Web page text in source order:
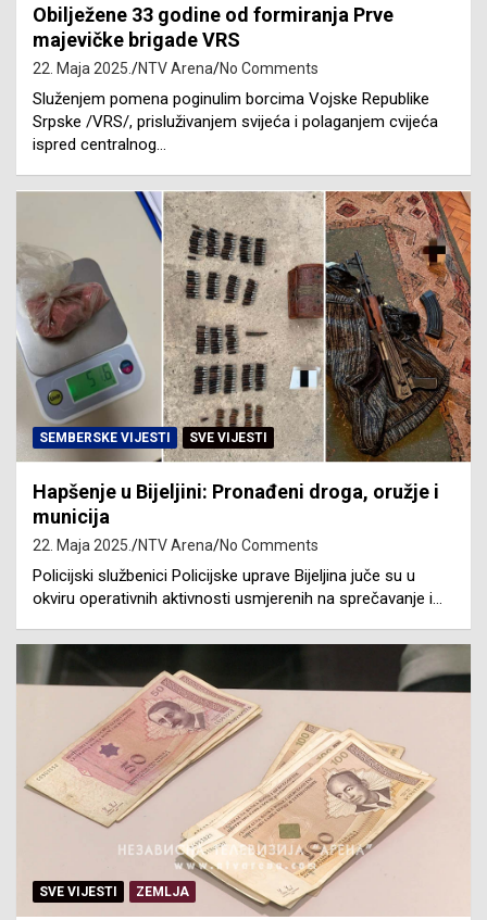
Obilježene 33 godine od formiranja Prve
majevičke brigade VRS
22. Maja 2025. NTV Arena No Comments
Služenjem pomena poginulim borcima Vojske Republike
Srpske /VRS/, prisluživanjem svijeća i polaganjem cvijeća
ispred centralnog…
SEMBERSKE VIJESTI SVE VIJESTI
Hapšenje u Bijeljini: Pronađeni droga, oružje i
municija
22. Maja 2025. NTV Arena No Comments
Policijski službenici Policijske uprave Bijeljina juče su u
okviru operativnih aktivnosti usmjerenih na sprečavanje i…
SVE VIJESTI ZEMLJA